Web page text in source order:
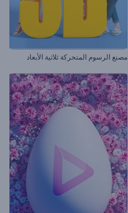
مصنع الرسوم المتحركة ثلاثية الأبعاد